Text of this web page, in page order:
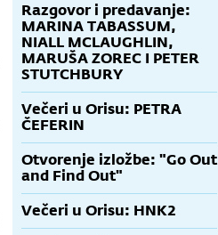
Razgovor i predavanje:
MARINA TABASSUM,
NIALL MCLAUGHLIN,
MARUŠA ZOREC I PETER
STUTCHBURY
Večeri u Orisu: PETRA
ČEFERIN
Otvorenje izložbe: "Go Out
and Find Out"
Večeri u Orisu: HNK2